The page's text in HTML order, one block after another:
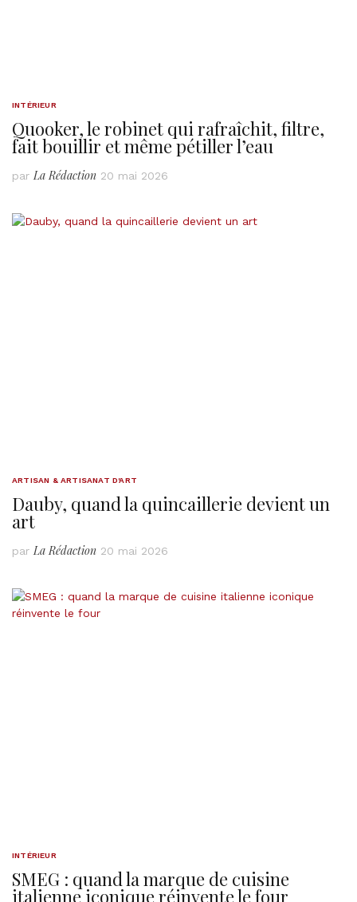
INTÉRIEUR
Quooker, le robinet qui rafraîchit, filtre,
fait bouillir et même pétiller l’eau
parLa Rédaction 20 mai 2026
ARTISAN & ARTISANAT D'ART
Dauby, quand la quincaillerie devient un
art
par La Rédaction 20 mai 2026
INTÉRIEUR
SMEG : quand la marque de cuisine
italienne iconique réinvente le four